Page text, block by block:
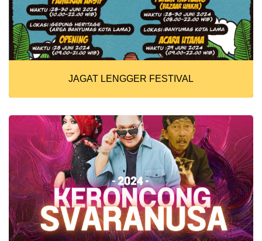
JAGAT LENGGER FESTIVAL